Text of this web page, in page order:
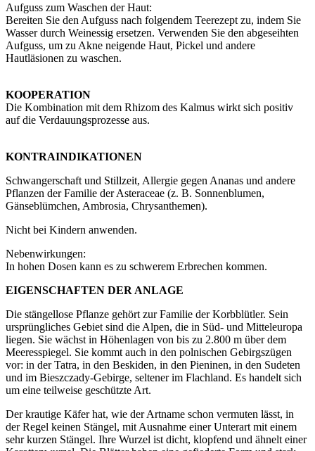
Aufguss zum Waschen der Haut:
Bereiten Sie den Aufguss nach folgendem Teerezept zu, indem Sie
Wasser durch Weinessig ersetzen. Verwenden Sie den abgeseihten
Aufguss, um zu Akne neigende Haut, Pickel und andere
Hautläsionen zu waschen.
KOOPERATION
Die Kombination mit dem Rhizom des Kalmus wirkt sich positiv
auf die Verdauungsprozesse aus.
KONTRAINDIKATIONEN
Schwangerschaft und Stillzeit, Allergie gegen Ananas und andere
Pflanzen der Familie der Asteraceae (z. B. Sonnenblumen,
Gänseblümchen, Ambrosia, Chrysanthemen).
Nicht bei Kindern anwenden.
Nebenwirkungen:
In hohen Dosen kann es zu schwerem Erbrechen kommen.
EIGENSCHAFTEN DER ANLAGE
Die stängellose Pflanze gehört zur Familie der Korbblütler. Sein
ursprüngliches Gebiet sind die Alpen, die in Süd- und Mitteleuropa
liegen. Sie wächst in Höhenlagen von bis zu 2.800 m über dem
Meeresspiegel. Sie kommt auch in den polnischen Gebirgszügen
vor: in der Tatra, in den Beskiden, in den Pieninen, in den Sudeten
und im Bieszczady-Gebirge, seltener im Flachland. Es handelt sich
um eine teilweise geschützte Art.
Der krautige Käfer hat, wie der Artname schon vermuten lässt, in
der Regel keinen Stängel, mit Ausnahme einer Unterart mit einem
sehr kurzen Stängel. Ihre Wurzel ist dicht, klopfend und ähnelt einer